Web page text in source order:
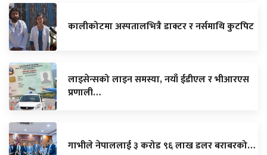
कालीकोटमा अस्पतालभित्रै डाक्टर र नर्समाथि कुटपिट
लाइसेन्सको लाइन समस्या, नयाँ ईडीएल र भीआरएस
प्रणाली…
गाभीले नेपाललाई ३ करोड ९६ लाख डलर बराबरको…